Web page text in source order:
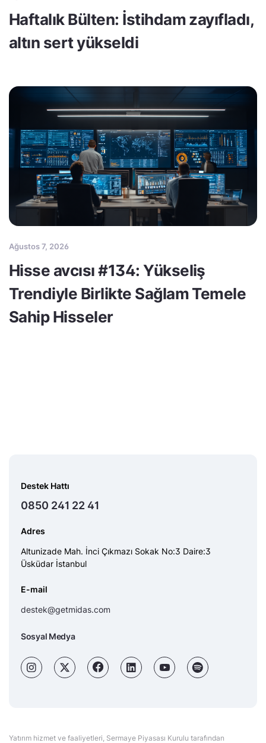
Haftalık Bülten: İstihdam zayıfladı,
altın sert yükseldi
Ağustos 7, 2026
Hisse avcısı #134: Yükseliş
Trendiyle Birlikte Sağlam Temele
Sahip Hisseler
Destek Hattı
0850 241 22 41
Adres
Altunizade Mah. İnci Çıkmazı Sokak No:3 Daire:3
Üsküdar İstanbul
E-mail
destek@getmidas.com
Sosyal Medya
Yatırım hizmet ve faaliyetleri, Sermaye Piyasası Kurulu tarafından